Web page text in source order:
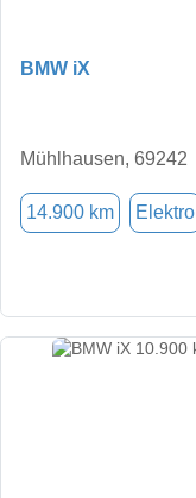
BMW iX
Mühlhausen, 69242
14.900 km Elektro